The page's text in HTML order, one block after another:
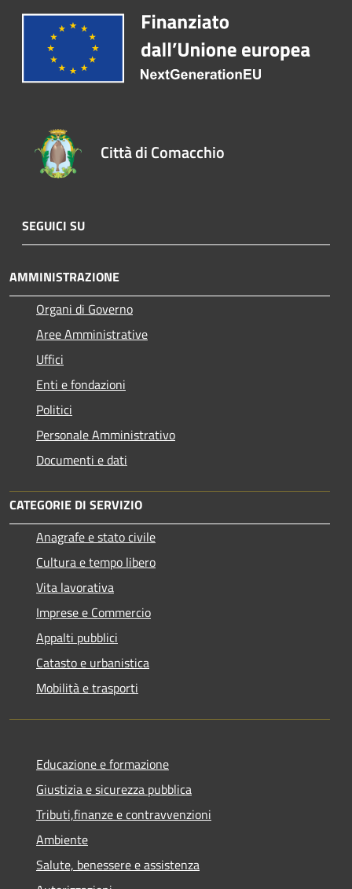
Città di Comacchio
SEGUICI SU
AMMINISTRAZIONE
Organi di Governo
Aree Amministrative
Uffici
Enti e fondazioni
Politici
Personale Amministrativo
Documenti e dati
CATEGORIE DI SERVIZIO
Anagrafe e stato civile
Cultura e tempo libero
Vita lavorativa
Imprese e Commercio
Appalti pubblici
Catasto e urbanistica
Mobilità e trasporti
Educazione e formazione
Giustizia e sicurezza pubblica
Tributi,finanze e contravvenzioni
Ambiente
Salute, benessere e assistenza